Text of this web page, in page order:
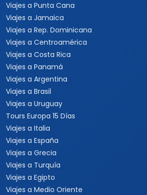
Viajes a Punta Cana
Viajes a Jamaica
Viajes a Rep. Dominicana
Viajes a Centroamérica
Viajes a Costa Rica
Viajes a Panamá
Viajes a Argentina
Viajes a Brasil
Viajes a Uruguay
Tours Europa 15 Días
Viajes a Italia
Viajes a España
Viajes a Grecia
Viajes a Turquía
Viajes a Egipto
Viajes a Medio Oriente